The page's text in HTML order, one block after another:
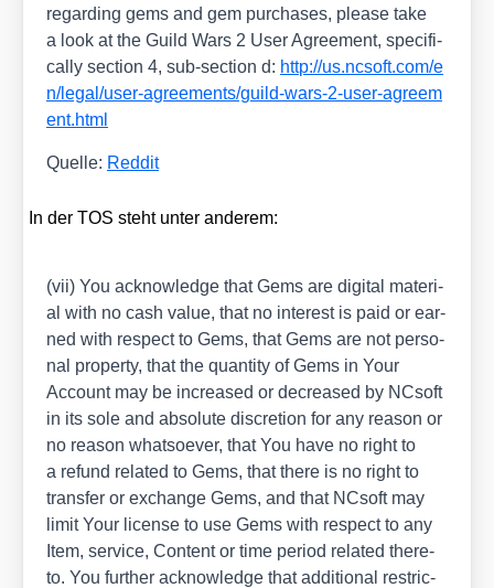
regar­ding gems and gem purcha­ses, plea­se take
a look at the Guild Wars 2 User Agree­ment, spe­ci­fi­
cal­ly sec­tion 4, sub-sec­tion d: http://​us​.ncsoft​.com/​e​
n​/​l​e​g​a​l​/​u​s​e​r​-​a​g​r​e​e​m​e​n​t​s​/​g​u​i​l​d​-​w​a​r​s​-​2​-​u​s​e​r​-​a​g​r​e​e​m​
e​n​t​.​h​tml
Quel­le: Red­dit
In der TOS steht unter ande­rem:
(vii) You ack­now­ledge that Gems are digi­tal mate­ri­
al with no cash value, that no inte­rest is paid or ear­
ned with respect to Gems, that Gems are not per­so­
nal pro­per­ty, that the quan­ti­ty of Gems in Your
Account may be increased or decreased by NCsoft
in its sole and abso­lu­te dis­cre­ti­on for any reason or
no reason whatsoe­ver, that You have no right to
a refund rela­ted to Gems, that the­re is no right to
trans­fer or exch­an­ge Gems, and that NCsoft may
limit Your licen­se to use Gems with respect to any
Item, ser­vice, Con­tent or time peri­od rela­ted the­re­
to. You fur­ther ack­now­ledge that addi­tio­nal rest­ric­